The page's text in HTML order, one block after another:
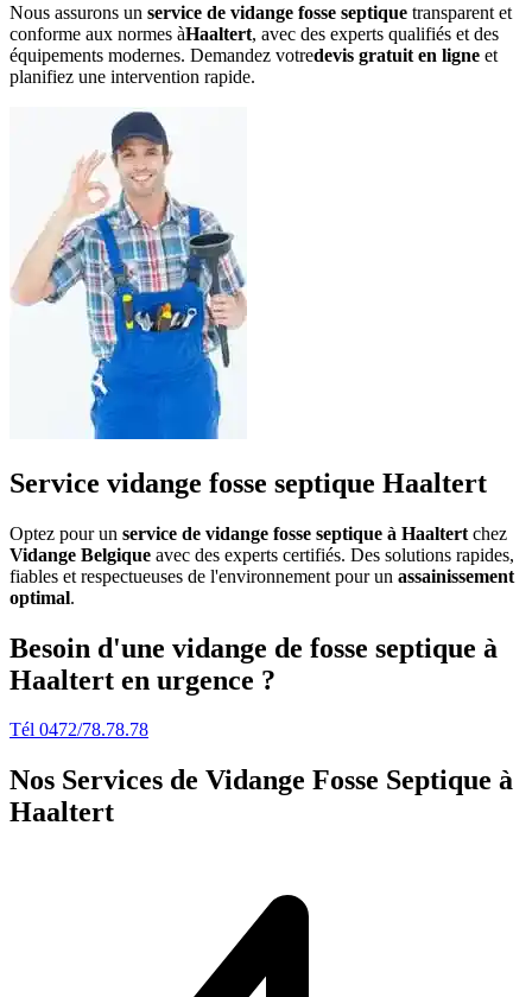
Nous assurons un service de vidange fosse septique transparent et
conforme aux normes àHaaltert, avec des experts qualifiés et des
équipements modernes. Demandez votredevis gratuit en ligne et
planifiez une intervention rapide.
Service vidange fosse septique Haaltert
Optez pour un service de vidange fosse septique à Haaltert chez
Vidange Belgique avec des experts certifiés. Des solutions rapides,
fiables et respectueuses de l'environnement pour un assainissement
optimal.
Besoin d'une vidange de fosse septique à
Haaltert en urgence ?
Tél 0472/78.78.78
Nos Services de Vidange Fosse Septique à
Haaltert